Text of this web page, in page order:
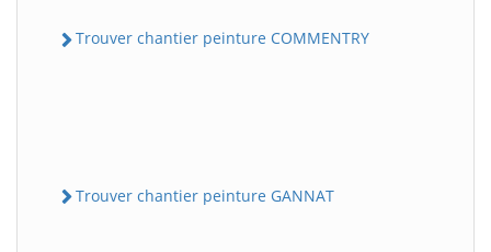
Trouver chantier peinture COMMENTRY
Trouver chantier peinture GANNAT